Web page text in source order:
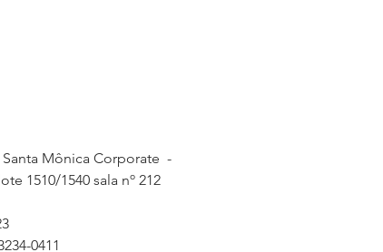
Santa Mônica Corporate -
1510/1540 sala nº 212
0411